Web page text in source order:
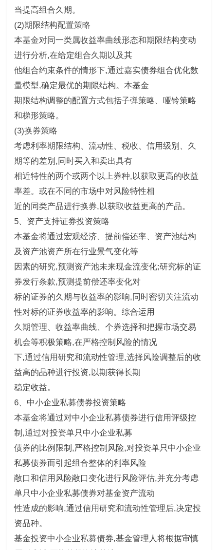
当提高组合久期。
(2)期限结构配置策略
本基金对同一类属收益率曲线形态和期限结构变动
进行分析,在给定组合久期以及其
他组合约束条件的情形下,通过嘉实债券组合优化数
量模型,确定最优的期限结构。本基金
期限结构调整的配置方式包括子弹策略、哑铃策略
和梯形策略。
(3)换券策略
考虑利率期限结构、流动性、税收、信用级别、久
期等的差别,同时买入和卖出具有
相近特性的两个或两个以上券种,以获取更高的收益
率差。或在不同的市场中对风险特性相
近的同类产品进行换券,以获取收益更高的产品。
5、资产支持证券投资策略
本基金将通过宏观经济、提前偿还率、资产池结构
及资产池资产所在行业景气变化等
因素的研究,预测资产池未来现金流变化;研究标的证
券发行条款,预测提前偿还率变化对
标的证券的久期与收益率的影响,同时密切关注流动
性对标的证券收益率的影响。综合运用
久期管理、收益率曲线、个券选择和把握市场交易
机会等积极策略,在严格控制风险的情况
下,通过信用研究和流动性管理,选择风险调整后的收
益高的品种进行投资,以期获得长期
稳定收益。
6、中小企业私募债券投资策略
本基金将通过对中小企业私募债券进行信用评级控
制,通过对投资单只中小企业私募
债券的比例限制,严格控制风险,对投资单只中小企业
私募债券而引起组合整体的利率风险
敞口和信用风险敞口变化进行风险评估,并充分考虑
单只中小企业私募债券对基金资产流动
性造成的影响,通过信用研究和流动性管理后,决定投
资品种。
基金投资中小企业私募债券,基金管理人将根据审慎